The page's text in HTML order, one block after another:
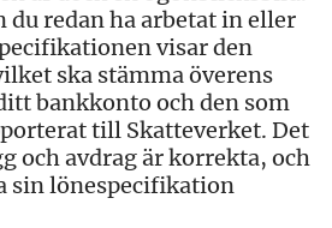
du redan ha arbetat in eller
visar den
ska stämma överens
bankkonto och den som
till Skatteverket. Det
och avdrag är korrekta, och
sin lönespecifikation